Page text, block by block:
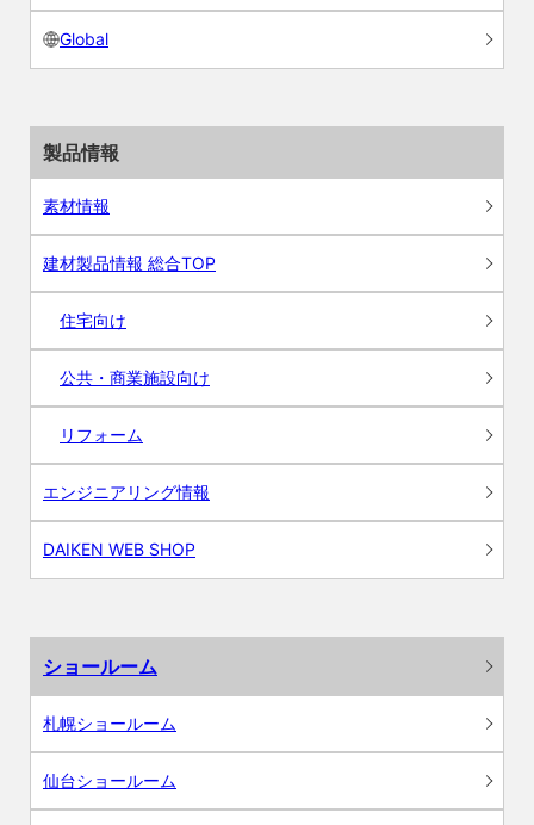
Global
製品情報
素材情報
建材製品情報 総合TOP
住宅向け
公共・商業施設向け
リフォーム
エンジニアリング情報
DAIKEN WEB SHOP
ショールーム
札幌ショールーム
仙台ショールーム